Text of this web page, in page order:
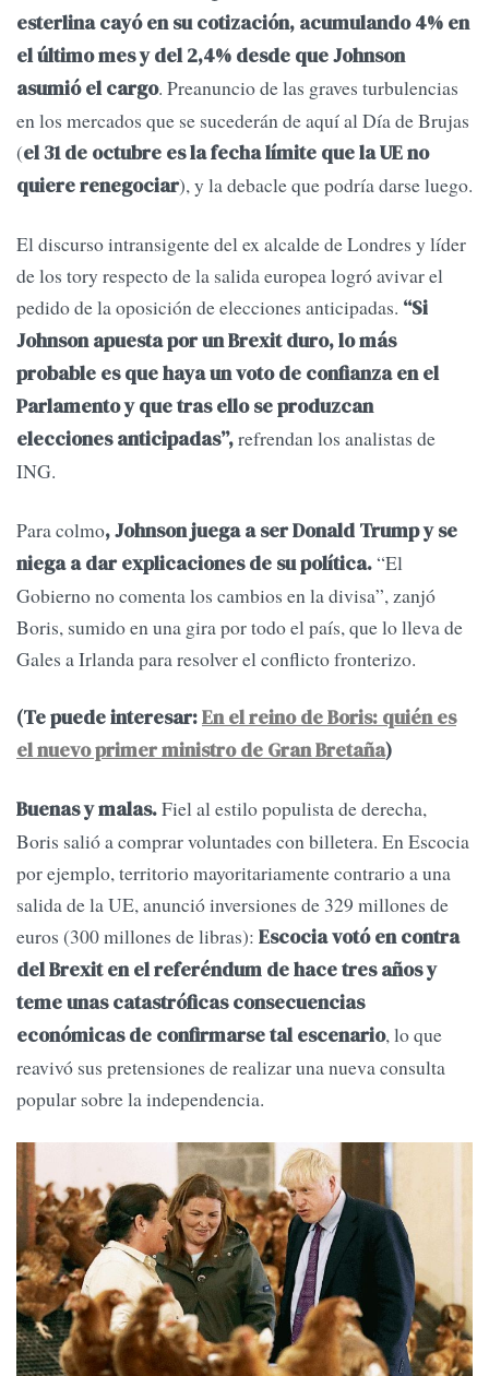
esterlina cayó en su cotización, acumulando 4% en
el último mes y del 2,4% desde que Johnson
asumió el cargo. Preanuncio de las graves turbulencias
en los mercados que se sucederán de aquí al Día de Brujas
(el 31 de octubre es la fecha límite que la UE no
quiere renegociar), y la debacle que podría darse luego.
El discurso intransigente del ex alcalde de Londres y líder
de los tory respecto de la salida europea logró avivar el
pedido de la oposición de elecciones anticipadas. “Si
Johnson apuesta por un Brexit duro, lo más
probable es que haya un voto de confianza en el
Parlamento y que tras ello se produzcan
elecciones anticipadas”,refrendan los analistas de
ING.
Para colmo, Johnson juega a ser Donald Trump y se
niega a dar explicaciones de su política.“El
Gobierno no comenta los cambios en la divisa”, zanjó
Boris, sumido en una gira por todo el país, que lo lleva de
Gales a Irlanda para resolver el conflicto fronterizo.
(Te puede interesar:En el reino de Boris: quién es
el nuevo primer ministro de Gran Bretaña)
Buenas y malas.Fiel al estilo populista de derecha,
Boris salió a comprar voluntades con billetera. En Escocia
por ejemplo, territorio mayoritariamente contrario a una
salida de la UE, anunció inversiones de 329 millones de
euros (300 millones de libras): Escocia votó en contra
del Brexit en el referéndum de hace tres años y
teme unas catastróficas consecuencias
económicas de confirmarse tal escenario, lo que
reavivó sus pretensiones de realizar una nueva consulta
popular sobre la independencia.